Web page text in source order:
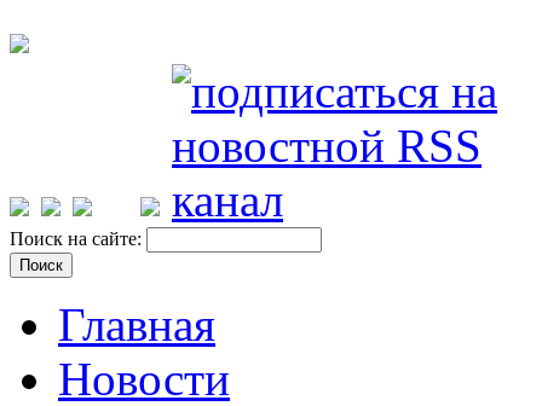
Поиск на сайте:
Главная
Новости